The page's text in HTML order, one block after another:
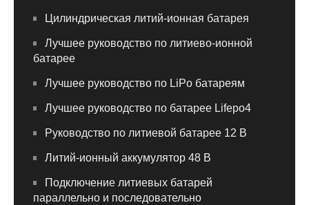
Цилиндрическая литий-ионная батарея
Лучшее руководство по литиево-ионной
батарее
Лучшее руководство по LiPo батареям
Лучшее руководство по батарее Lifepo4
Руководство по литиевой батарее 12 В
Литий-ионный аккумулятор 48 В
Подключение литиевых батарей
параллельно и последовательно